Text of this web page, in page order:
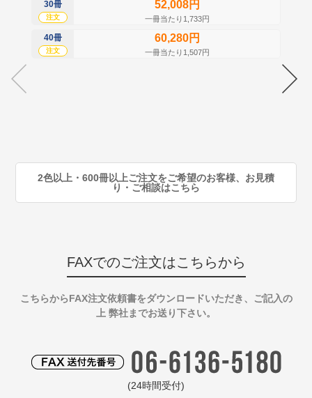
30冊
注文
52,008円
一冊当たり1,733円
40冊
注文
60,280円
一冊当たり1,507円
2色以上・600冊以上ご注文をご希望のお客様、お見積
り・ご相談はこちら
FAXでのご注文はこちらから
こちらからFAX注文依頼書をダウンロードいただき、ご記入の
上 弊社までお送り下さい。
(24時間受付)